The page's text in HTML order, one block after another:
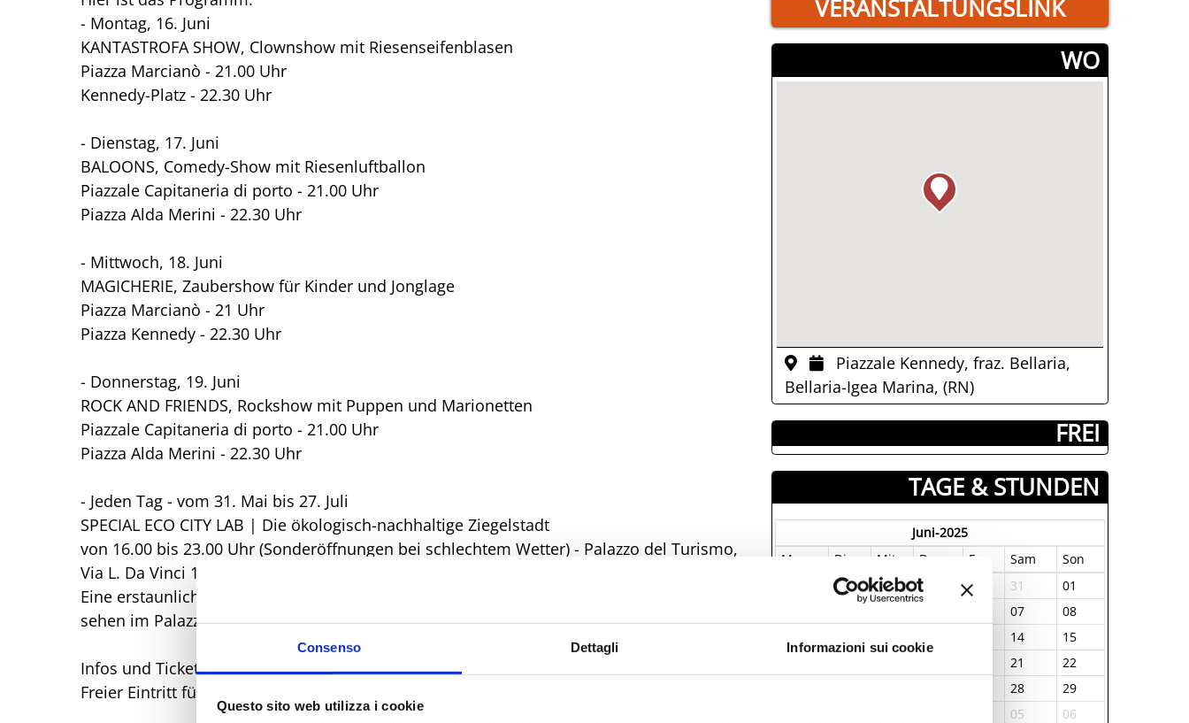
Consenso Dettagli Informazioni sui cookie
Questo sito web utilizza i cookie
- Montag, 16. Juni
KANTASTROFA SHOW, Clownshow mit Riesenseifenblasen
Piazza Marcianò - 21.00 Uhr
Kennedy-Platz - 22.30 Uhr
- Dienstag, 17. Juni
BALOONS, Comedy-Show mit Riesenluftballon
Piazzale Capitaneria di porto - 21.00 Uhr
Piazza Alda Merini - 22.30 Uhr
- Mittwoch, 18. Juni
MAGICHERIE, Zaubershow für Kinder und Jonglage
Piazza Marcianò - 21 Uhr
Piazza Kennedy - 22.30 Uhr
- Donnerstag, 19. Juni
ROCK AND FRIENDS, Rockshow mit Puppen und Marionetten
Piazzale Capitaneria di porto - 21.00 Uhr
Piazza Alda Merini - 22.30 Uhr
- Jeden Tag - vom 31. Mai bis 27. Juli
SPECIAL ECO CITY LAB | Die ökologisch-nachhaltige Ziegelstadt
von 16.00 bis 23.00 Uhr (Sonderöffnungen bei schlechtem Wetter) - Palazzo del Turismo,
Via L. Da Vinci 10
Eine erstaunliche, umweltfreundliche Stadt, gebaut aus tausenden von LEGO® Steinen: zu
sehen im Palazzo del Turismo in Bellaria Igea Marina.
Infos und Tickets: www.bellariaigeamarina.org
Freier Eintritt für Kinder bis zu 12 Jahren, vom 16. bis 22. Juni.
VERANSTALTUNGSLINK
­WO
Piazzale Kennedy, fraz. Bellaria,
Bellaria-Igea Marina, (RN)
­ FREI
TAGE & STUNDEN
Juni-2025
Mon
Die Mit Don Fre Sam
Son
27 28 29 30 31
01
07
08
14
15
21
22
28
29
05 06